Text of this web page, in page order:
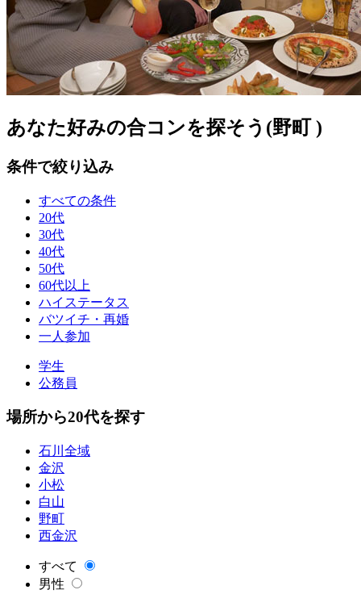
あなた好みの合コンを探そう(野町 )
条件で絞り込み
すべての条件
20代
30代
40代
50代
60代以上
ハイステータス
バツイチ・再婚
一人参加
学生
公務員
場所から20代を探す
石川全域
金沢
小松
白山
野町
西金沢
すべて
男性